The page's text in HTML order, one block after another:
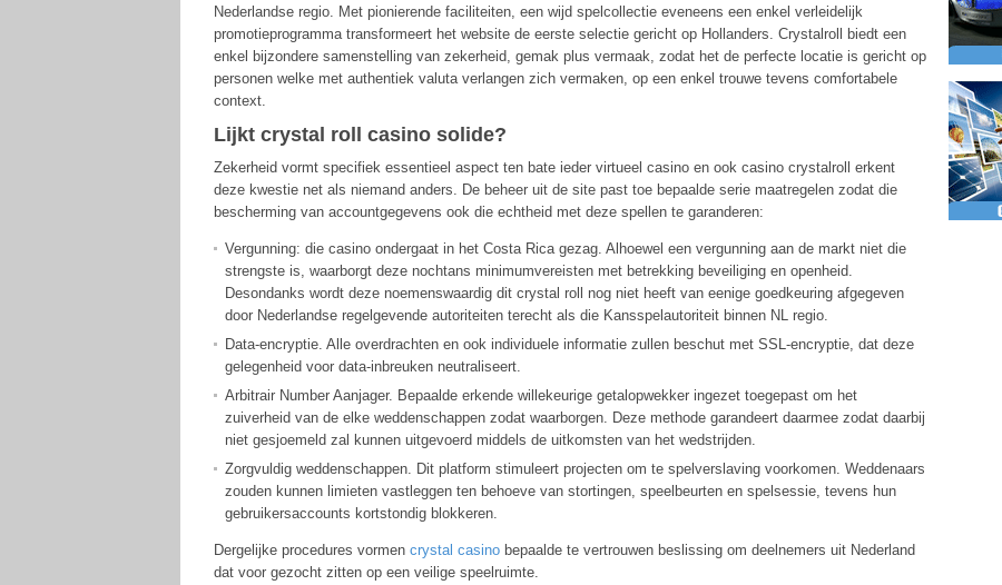
Nederlandse regio. Met pionierende faciliteiten, een wijd spelcollectie eveneens een enkel verleidelijk
promotieprogramma transformeert het website de eerste selectie gericht op Hollanders. Crystalroll biedt een
enkel bijzondere samenstelling van zekerheid, gemak plus vermaak, zodat het de perfecte locatie is gericht op
personen welke met authentiek valuta verlangen zich vermaken, op een enkel trouwe tevens comfortabele
context.
Lijkt crystal roll casino solide?
Zekerheid vormt specifiek essentieel aspect ten bate ieder virtueel casino en ook casino crystalroll erkent
deze kwestie net als niemand anders. De beheer uit de site past toe bepaalde serie maatregelen zodat die
bescherming van accountgegevens ook die echtheid met deze spellen te garanderen:
Vergunning: die casino ondergaat in het Costa Rica gezag. Alhoewel een vergunning aan de markt niet die
strengste is, waarborgt deze nochtans minimumvereisten met betrekking beveiliging en openheid.
Desondanks wordt deze noemenswaardig dit crystal roll nog niet heeft van eenige goedkeuring afgegeven
door Nederlandse regelgevende autoriteiten terecht als die Kansspelautoriteit binnen NL regio.
Data-encryptie. Alle overdrachten en ook individuele informatie zullen beschut met SSL-encryptie, dat deze
gelegenheid voor data-inbreuken neutraliseert.
Arbitrair Number Aanjager. Bepaalde erkende willekeurige getalopwekker ingezet toegepast om het
zuiverheid van de elke weddenschappen zodat waarborgen. Deze methode garandeert daarmee zodat daarbij
niet gesjoemeld zal kunnen uitgevoerd middels de uitkomsten van het wedstrijden.
Zorgvuldig weddenschappen. Dit platform stimuleert projecten om te spelverslaving voorkomen. Weddenaars
zouden kunnen limieten vastleggen ten behoeve van stortingen, speelbeurten en spelsessie, tevens hun
gebruikersaccounts kortstondig blokkeren.
Dergelijke procedures vormen crystal casino bepaalde te vertrouwen beslissing om deelnemers uit Nederland
dat voor gezocht zitten op een veilige speelruimte.